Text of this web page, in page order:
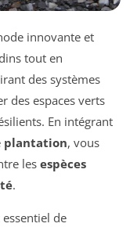
innovante et
tout en
des systèmes
des espaces verts
En intégrant
plantation, vous
les espèces
.
de